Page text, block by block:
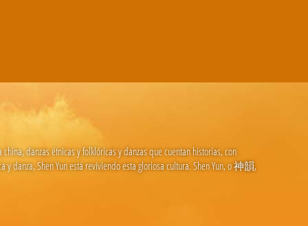
danzas étnicas y folklóricas y danzas que cuentan historias, con
danza, Shen Yun está reviviendo esta gloriosa cultura. Shen Yun, o 神韻,